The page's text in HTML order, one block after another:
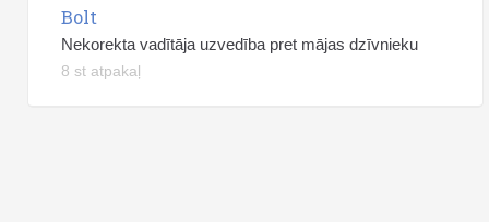
Bolt
Nekorekta vadītāja uzvedība pret mājas dzīvnieku
8 st atpakaļ